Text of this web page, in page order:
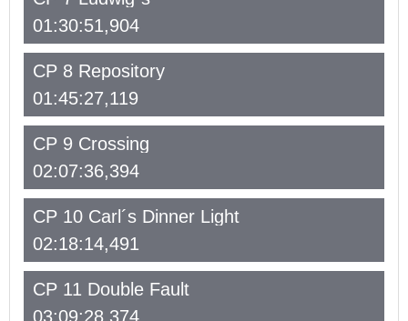
01:30:51,904
CP 8 Repository
01:45:27,119
CP 9 Crossing
02:07:36,394
CP 10 Carl´s Dinner Light
02:18:14,491
CP 11 Double Fault
03:09:28,374